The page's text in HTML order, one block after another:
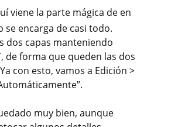
viene la parte mágica de en
se encarga de casi todo.
dos capas manteniendo
de forma que queden las dos
con esto, vamos a Edición >
muy bien, aunque